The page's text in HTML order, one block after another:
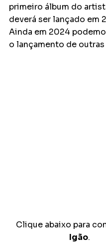
primeiro álbum do
deverá ser lançado em
Ainda em 2024
o lançamento de
Clique abaixo para
Igão.